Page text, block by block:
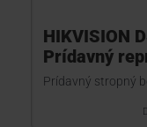
HIKVISION
Prídavný
Prídavný stropný